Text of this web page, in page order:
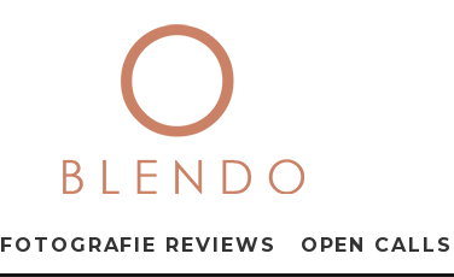
FOTOGRAFIE REVIEWS OPEN CALLS